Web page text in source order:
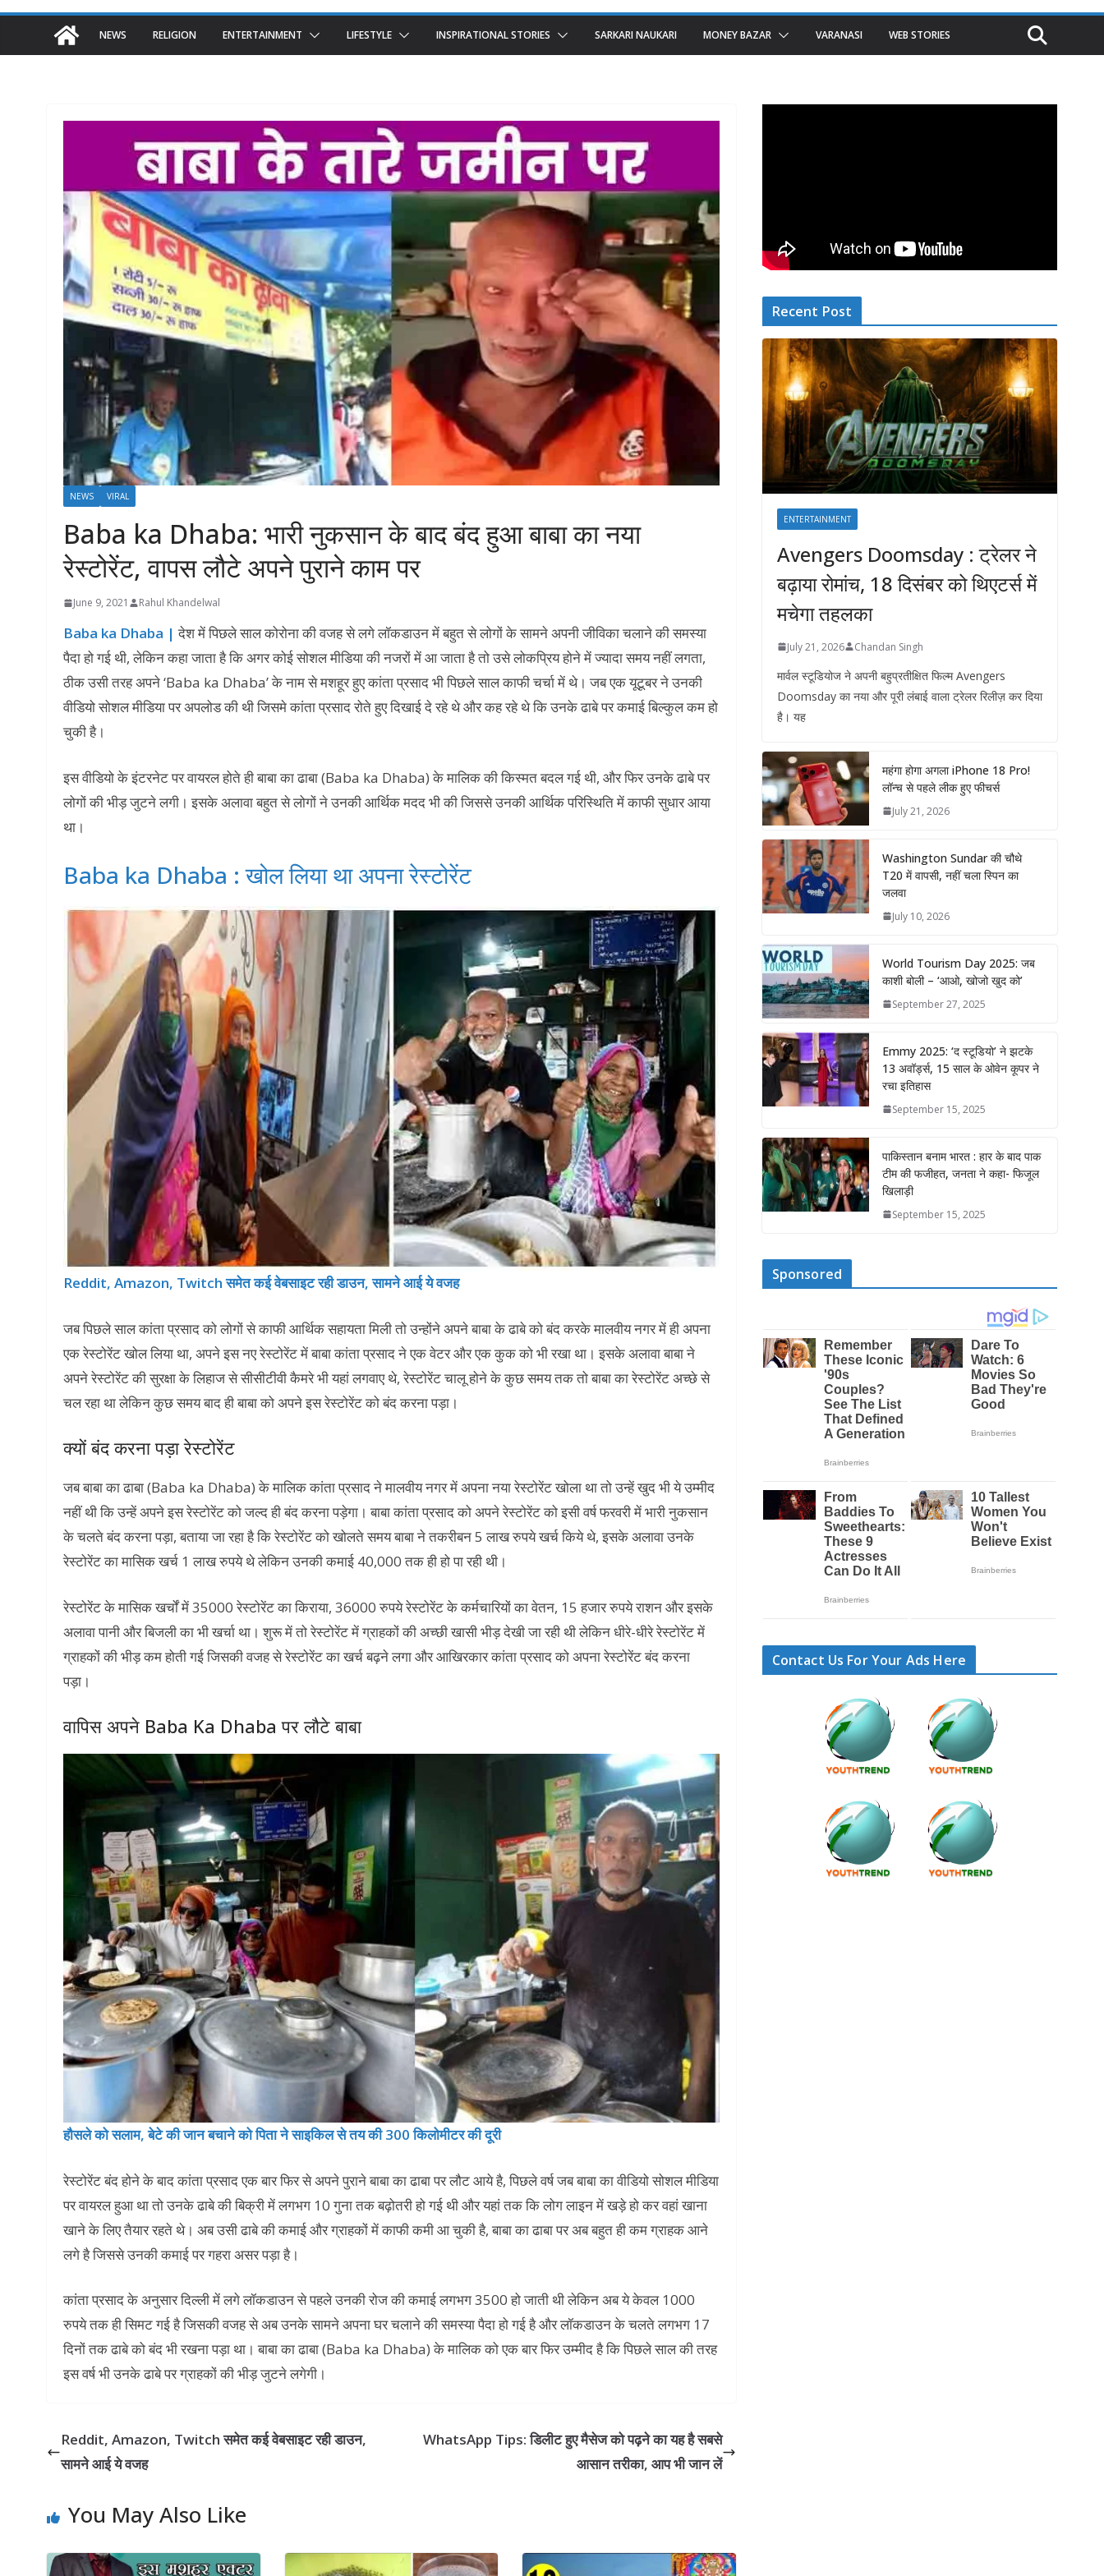
NEWS RELIGION ENTERTAINMENT LIFESTYLE INSPIRATIONAL STORIES SARKARI NAUKARI MONEY BAZAR VARANASI WEB STORIES
NEWS VIRAL
Baba ka Dhaba: भारी नुकसान के बाद बंद हुआ बाबा का नया
रेस्टोरेंट, वापस लौटे अपने पुराने काम पर
June 9, 2021 Rahul Khandelwal
Baba ka Dhaba | देश में पिछले साल कोरोना की वजह से लगे लॉकडाउन में बहुत से लोगों के सामने अपनी जीविका चलाने की समस्या
पैदा हो गई थी, लेकिन कहा जाता है कि अगर कोई सोशल मीडिया की नजरों में आ जाता है तो उसे लोकप्रिय होने में ज्यादा समय नहीं लगता,
ठीक उसी तरह अपने ‘Baba ka Dhaba’ के नाम से मशहूर हुए कांता प्रसाद भी पिछले साल काफी चर्चा में थे। जब एक यूटूबर ने उनकी
वीडियो सोशल मीडिया पर अपलोड की थी जिसमे कांता प्रसाद रोते हुए दिखाई दे रहे थे और कह रहे थे कि उनके ढाबे पर कमाई बिल्कुल कम हो
चुकी है।
इस वीडियो के इंटरनेट पर वायरल होते ही बाबा का ढाबा (Baba ka Dhaba) के मालिक की किस्मत बदल गई थी, और फिर उनके ढाबे पर
लोगों की भीड़ जुटने लगी। इसके अलावा बहुत से लोगों ने उनकी आर्थिक मदद भी की जिससे उनकी आर्थिक परिस्थिति में काफी सुधार आया
था।
Baba ka Dhaba : खोल लिया था अपना रेस्टोरेंट
Reddit, Amazon, Twitch समेत कई वेबसाइट रही डाउन, सामने आई ये वजह
जब पिछले साल कांता प्रसाद को लोगों से काफी आर्थिक सहायता मिली तो उन्होंने अपने बाबा के ढाबे को बंद करके मालवीय नगर में ही अपना
एक रेस्टोरेंट खोल लिया था, अपने इस नए रेस्टोरेंट में बाबा कांता प्रसाद ने एक वेटर और एक कुक को भी रखा था। इसके अलावा बाबा ने
अपने रेस्टोरेंट की सुरक्षा के लिहाज से सीसीटीवी कैमरे भी यहां लगवाए थे, रेस्टोरेंट चालू होने के कुछ समय तक तो बाबा का रेस्टोरेंट अच्छे से
चल रहा था लेकिन कुछ समय बाद ही बाबा को अपने इस रेस्टोरेंट को बंद करना पड़ा।
क्यों बंद करना पड़ा रेस्टोरेंट
जब बाबा का ढाबा (Baba ka Dhaba) के मालिक कांता प्रसाद ने मालवीय नगर में अपना नया रेस्टोरेंट खोला था तो उन्हें खुद भी ये उम्मीद
नहीं थी कि उन्हें अपने इस रेस्टोरेंट को जल्द ही बंद करना पड़ेगा। बाबा कांता प्रसाद को अपने रेस्टोरेंट को इसी वर्ष फरवरी में भारी नुकसान
के चलते बंद करना पड़ा, बताया जा रहा है कि रेस्टोरेंट को खोलते समय बाबा ने तकरीबन 5 लाख रुपये खर्च किये थे, इसके अलावा उनके
रेस्टोरेंट का मासिक खर्च 1 लाख रुपये थे लेकिन उनकी कमाई 40,000 तक ही हो पा रही थी।
रेस्टोरेंट के मासिक खर्चों में 35000 रेस्टोरेंट का किराया, 36000 रुपये रेस्टोरेंट के कर्मचारियों का वेतन, 15 हजार रुपये राशन और इसके
अलावा पानी और बिजली का भी खर्चा था। शुरू में तो रेस्टोरेंट में ग्राहकों की अच्छी खासी भीड़ देखी जा रही थी लेकिन धीरे-धीरे रेस्टोरेंट में
ग्राहकों की भीड़ कम होती गई जिसकी वजह से रेस्टोरेंट का खर्च बढ़ने लगा और आखिरकार कांता प्रसाद को अपना रेस्टोरेंट बंद करना
पड़ा।
वापिस अपने Baba Ka Dhaba पर लौटे बाबा
हौसले को सलाम, बेटे की जान बचाने को पिता ने साइकिल से तय की 300 किलोमीटर की दूरी
रेस्टोरेंट बंद होने के बाद कांता प्रसाद एक बार फिर से अपने पुराने बाबा का ढाबा पर लौट आये है, पिछले वर्ष जब बाबा का वीडियो सोशल मीडिया
पर वायरल हुआ था तो उनके ढाबे की बिक्री में लगभग 10 गुना तक बढ़ोतरी हो गई थी और यहां तक कि लोग लाइन में खड़े हो कर वहां खाना
खाने के लिए तैयार रहते थे। अब उसी ढाबे की कमाई और ग्राहकों में काफी कमी आ चुकी है, बाबा का ढाबा पर अब बहुत ही कम ग्राहक आने
लगे है जिससे उनकी कमाई पर गहरा असर पड़ा है।
कांता प्रसाद के अनुसार दिल्ली में लगे लॉकडाउन से पहले उनकी रोज की कमाई लगभग 3500 हो जाती थी लेकिन अब ये केवल 1000
रुपये तक ही सिमट गई है जिसकी वजह से अब उनके सामने अपना घर चलाने की समस्या पैदा हो गई है और लॉकडाउन के चलते लगभग 17
दिनों तक ढाबे को बंद भी रखना पड़ा था। बाबा का ढाबा (Baba ka Dhaba) के मालिक को एक बार फिर उम्मीद है कि पिछले साल की तरह
इस वर्ष भी उनके ढाबे पर ग्राहकों की भीड़ जुटने लगेगी।
Reddit, Amazon, Twitch समेत कई वेबसाइट रही डाउन,
सामने आई ये वजह
WhatsApp Tips: डिलीट हुए मैसेज को पढ़ने का यह है सबसे
आसान तरीका, आप भी जान लें
You May Also Like
Recent Post
ENTERTAINMENT
Avengers Doomsday : ट्रेलर ने
बढ़ाया रोमांच, 18 दिसंबर को थिएटर्स में
मचेगा तहलका
July 21, 2026 Chandan Singh
मार्वल स्टूडियोज ने अपनी बहुप्रतीक्षित फिल्म Avengers
Doomsday का नया और पूरी लंबाई वाला ट्रेलर रिलीज़ कर दिया
है। यह
महंगा होगा अगला iPhone 18 Pro!
लॉन्च से पहले लीक हुए फीचर्स
July 21, 2026
Washington Sundar की चौथे
T20 में वापसी, नहीं चला स्पिन का
जलवा
July 10, 2026
World Tourism Day 2025: जब
काशी बोली – ‘आओ, खोजो खुद को’
September 27, 2025
Emmy 2025: ‘द स्टूडियो’ ने झटके
13 अवॉर्ड्स, 15 साल के ओवेन कूपर ने
रचा इतिहास
September 15, 2025
पाकिस्तान बनाम भारत : हार के बाद पाक
टीम की फजीहत, जनता ने कहा- फिजूल
खिलाड़ी
September 15, 2025
Sponsored
Contact Us For Your Ads Here